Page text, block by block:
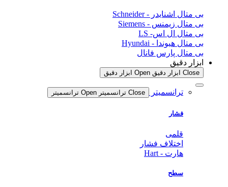
بی متال اشنایدر - Schneider
بی متال زیمنس - Siemens
بی متال ال اس- LS
بی متال هیوندا - Hyundai
بی متال پارس فانال
ابزار دقیق
Close ابزار دقیق Open ابزار دقیق
ترانسمیتر Close ترانسمیتر Open ترانسمیتر
فشار
قلمی
اختلاف فشار
هارت - Hart
سطح